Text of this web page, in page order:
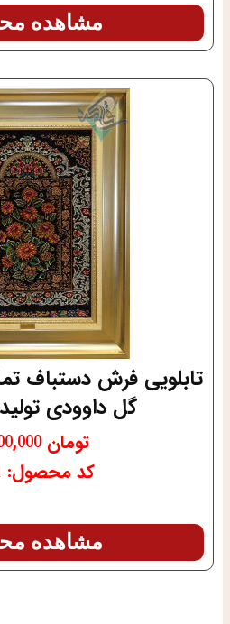
مشاهده
تابلویی فرش دستباف
گل داوودی
تومان 67,000,000
کد محصول: 41461
مشاهده